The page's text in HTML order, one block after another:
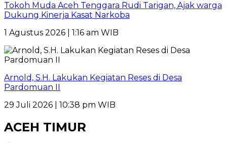
Tokoh Muda Aceh Tenggara Rudi Tarigan, Ajak warga
Dukung Kinerja Kasat Narkoba
1 Agustus 2026 | 1:16 am WIB
Arnold, S.H. Lakukan Kegiatan Reses di Desa
Pardomuan II
29 Juli 2026 | 10:38 pm WIB
ACEH TIMUR